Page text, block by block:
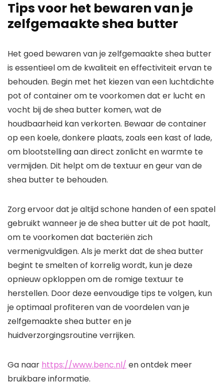
Tips voor het bewaren van je
zelfgemaakte shea butter
Het goed bewaren van je zelfgemaakte shea butter
is essentieel om de kwaliteit en effectiviteit ervan te
behouden. Begin met het kiezen van een luchtdichte
pot of container om te voorkomen dat er lucht en
vocht bij de shea butter komen, wat de
houdbaarheid kan verkorten. Bewaar de container
op een koele, donkere plaats, zoals een kast of lade,
om blootstelling aan direct zonlicht en warmte te
vermijden. Dit helpt om de textuur en geur van de
shea butter te behouden.
Zorg ervoor dat je altijd schone handen of een spatel
gebruikt wanneer je de shea butter uit de pot haalt,
om te voorkomen dat bacteriën zich
vermenigvuldigen. Als je merkt dat de shea butter
begint te smelten of korrelig wordt, kun je deze
opnieuw opkloppen om de romige textuur te
herstellen. Door deze eenvoudige tips te volgen, kun
je optimaal profiteren van de voordelen van je
zelfgemaakte shea butter en je
huidverzorgingsroutine verrijken.
Ga naar https://www.benc.nl/ en ontdek meer
bruikbare informatie.